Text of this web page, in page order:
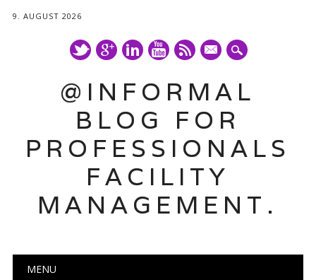
9. AUGUST 2026
mail
@INFORMAL
BLOG FOR
PROFESSIONALS
FACILITY
MANAGEMENT.
Main menu
MENU